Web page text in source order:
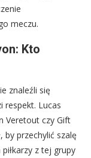
meczu.
Kto
znaleźli się
respekt. Lucas
Veretout czy Gift
przechylić szalę
z tej grupy